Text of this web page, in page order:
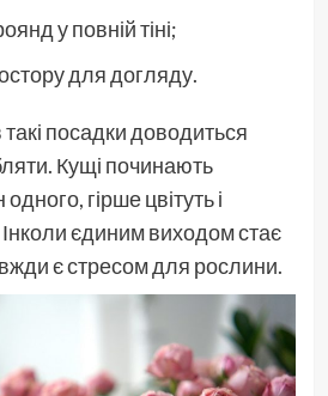
у повній тіні;
для догляду.
такі посадки доводиться
Кущі починають
гірше цвітуть і
Інколи єдиним виходом стає
є стресом для рослини.